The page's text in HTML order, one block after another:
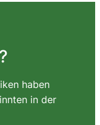
haben
in der